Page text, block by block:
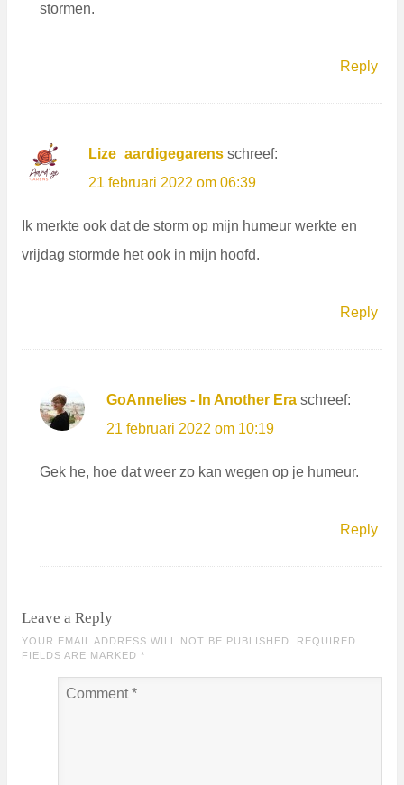
stormen.
Reply
Lize_aardigegarens schreef:
21 februari 2022 om 06:39
Ik merkte ook dat de storm op mijn humeur werkte en
vrijdag stormde het ook in mijn hoofd.
Reply
GoAnnelies - In Another Era schreef:
21 februari 2022 om 10:19
Gek he, hoe dat weer zo kan wegen op je humeur.
Reply
Leave a Reply
YOUR EMAIL ADDRESS WILL NOT BE PUBLISHED. REQUIRED
FIELDS ARE MARKED *